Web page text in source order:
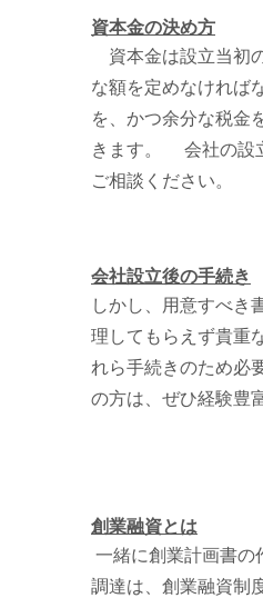
資本金の決め方
資本金は設立当初
な額を定めなければ
を、かつ余分な税金
きます。 会社の設
ご相談ください。
会社設立後の手続き
しかし、用意すべき
理してもらえず貴重
れら手続きのため必
の方は、ぜひ経験豊
創業融資とは
一緒に創業計画書の
調達は、創業融資制